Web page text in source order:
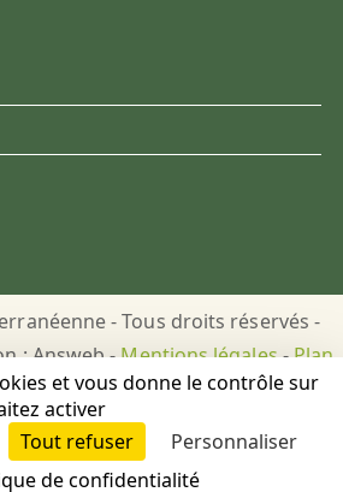
- Tous droits réservés -
: Answeb -Mentions légales-Plan
-Gestion des cookies
PUBLICATIONS
et vous donne le contrôle sur
activer
Tout refuser
Personnaliser
de confidentialité